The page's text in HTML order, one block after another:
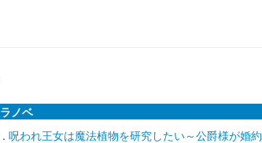
ラノベ
呪われ王女は魔法植物を研究したい～公爵様が婚約